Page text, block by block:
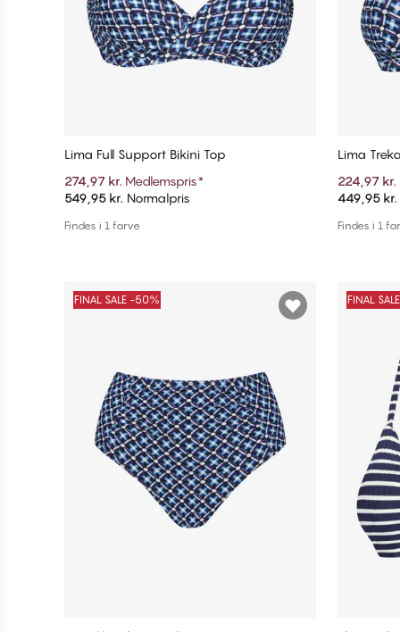
Tilføj til kurv
Lima Full Support Bikini Top
274,97 kr. Medlemspris*
549,95 kr. Normalpris
Findes i 1 farve
Lima
224,97 kr.
449,95 kr.
Findes i 1
FINAL SALE -50% FINAL